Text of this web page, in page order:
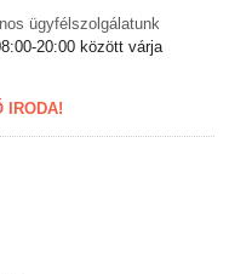
ügyfélszolgálatunk
20:00 között várja
IRODA!